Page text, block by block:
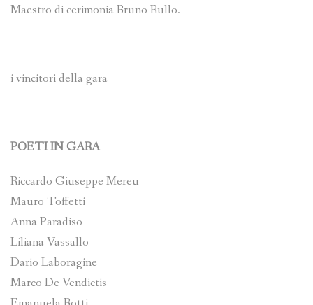
Maestro di cerimonia Bruno Rullo.
i vincitori della gara
POETI IN GARA
Riccardo Giuseppe Mereu
Mauro Toffetti
Anna Paradiso
Liliana Vassallo
Dario Laboragine
Marco De Vendictis